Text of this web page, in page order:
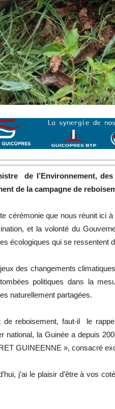
de l’Environnement,
de la campagne de
cérémonie que nous réunit ici
et la volonté du
écologiques qui se ressentent
des changements
politiques dans la
naturellement partagées.
de reboisement, faut-il le
national, la Guinée a depuis
GUINEENNE », consacré
j’ai le plaisir d’être à vos